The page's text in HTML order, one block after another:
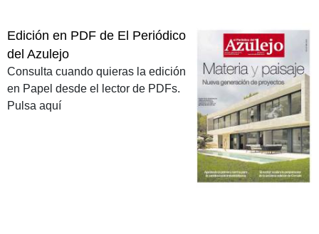
Edición en PDF de El Periódico
del Azulejo
Consulta cuando quieras la edición
en Papel desde el lector de PDFs.
Pulsa aquí